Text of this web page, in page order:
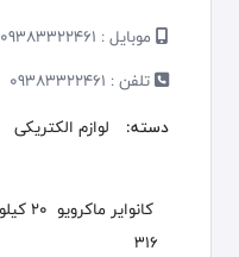
موبایل : 09383322461
تلفن : 09383322461
دسته:
لوازم الکتریکی
316